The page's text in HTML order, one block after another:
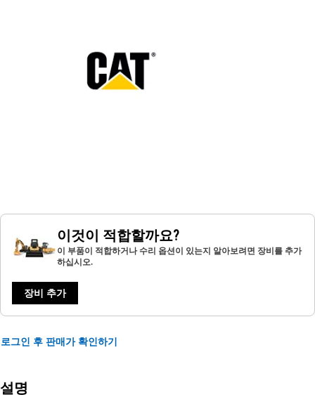
이것이 적합할까요?
이 부품이 적합하거나 수리 옵션이 있는지 알아보려면 장비를 추가
하십시오.
장비 추가
로그인 후 판매가 확인하기
설명